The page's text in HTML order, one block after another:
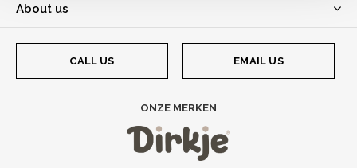
About us
CALL US EMAIL US
ONZE MERKEN